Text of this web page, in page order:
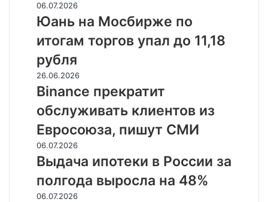
объем
выдач
на
47%
Юань
на
Мосбирже
по
итогам
торгов
упал
до
11,18
рубля
06.07.2026
Юань на Мосбирже по
итогам торгов упал до 11,18
рубля
Binance
прекратит
обслуживать
клиентов
из
Евросоюза,
пишут
СМИ
26.06.2026
Binance прекратит
обслуживать клиентов из
Евросоюза, пишут СМИ
Выдача
ипотеки
России
за
06.07.2026
Выдача ипотеки в России за
полгода выросла на 48%
В
06.07.2026